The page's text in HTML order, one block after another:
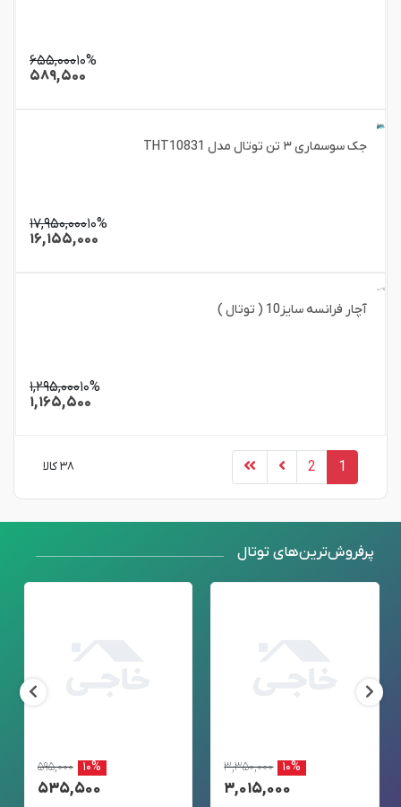
۶۵۵,۰۰۰۱۰%
۵۸۹,۵۰۰
جک سوسماری ۳ تن توتال مدل THT10831
۱۷,۹۵۰,۰۰۰۱۰%
۱۶,۱۵۵,۰۰۰
آچار فرانسه سایز10 ( توتال )
۱,۲۹۵,۰۰۰۱۰%
۱,۱۶۵,۵۰۰
1
2 ۳۸ کالا
پرفروش‌ترین‌های توتال
۳,۳۵۰,۰۰۰ ۱۰%
۳,۰۱۵,۰۰۰
۵۹۵,۰۰۰ ۱۰%
۵۳۵,۵۰۰